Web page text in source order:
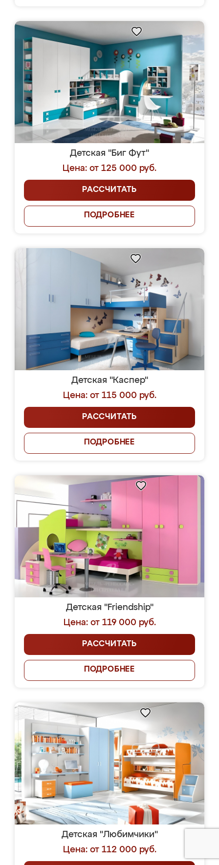
Детская "Биг Фут"
Цена: от 125 000 руб.
РАССЧИТАТЬ
ПОДРОБНЕЕ
Детская "Каспер"
Цена: от 115 000 руб.
РАССЧИТАТЬ
ПОДРОБНЕЕ
Детская "Friendship"
Цена: от 119 000 руб.
РАССЧИТАТЬ
ПОДРОБНЕЕ
Детская "Любимчики"
Цена: от 112 000 руб.